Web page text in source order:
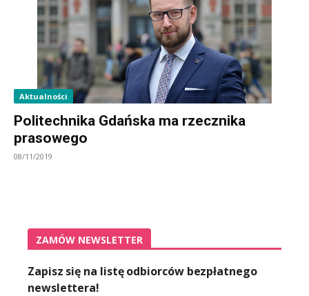
Aktualności
Politechnika Gdańska ma rzecznika
prasowego
08/11/2019
ZAMÓW NEWSLETTER
Zapisz się na listę odbiorców bezpłatnego
newslettera!